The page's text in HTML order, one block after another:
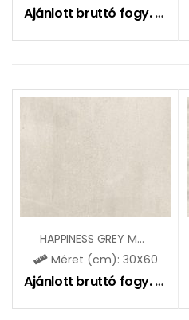
Ajánlott bruttó fogy. ár:
HAPPINESS GREY MAT
Méret (cm): 30X60
Ajánlott bruttó fogy. ár: